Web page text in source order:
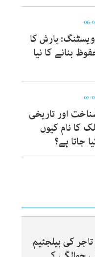
بارش کا
بنانے کا نیا
اور تاریخی
کا نام کیوں
جاتا ہے؟
کی بیلجئیم